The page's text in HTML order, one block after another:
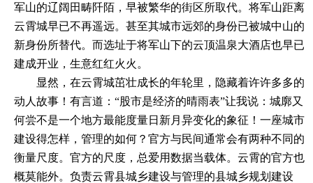
军山的辽阔田畴阡陌，早被繁华的街区所取代。将军山距离
云霄城早已不再遥远。甚至其城市远郊的身份已被城中山的
新身份所替代。而选址于将军山下的云顶温泉大酒店也早已
建成开业，生意红红火火。
显然，在云霄城茁壮成长的年轮里，隐藏着许许多多的
动人故事！有言道： “股市是经济的晴雨表”让我说：城廓又
何尝不是一个地方最能度量日新月异变化的象征！一座城市
建设得怎样，管理的如何？官方与民间通常会有两种不同的
衡量尺度。官方的尺度，总爱用数据当载体。云霄的官方也
概莫能外。负责云霄县城乡建设与管理的县城乡规划建设